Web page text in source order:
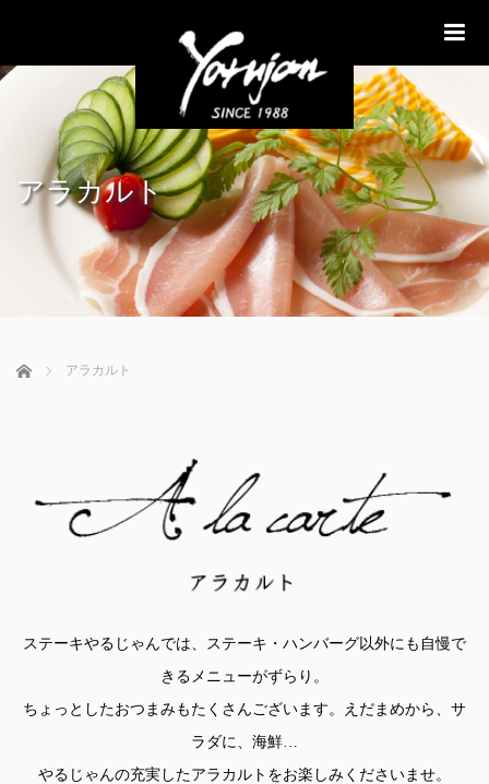
アラカルト
ホーム アラカルト
ステーキやるじゃんでは、ステーキ・ハンバーグ以外にも自慢で
きるメニューがずらり。
ちょっとしたおつまみもたくさんございます。えだまめから、サ
ラダに、海鮮…
やるじゃんの充実したアラカルトをお楽しみくださいませ。